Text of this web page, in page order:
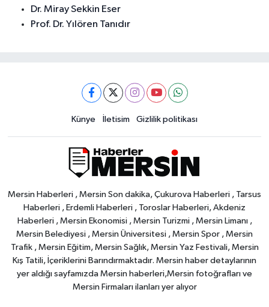
Dr. Miray Sekkin Eser
Prof. Dr. Yılören Tanıdır
Künye İletisim Gizlilik politikası
Mersin Haberleri , Mersin Son dakika, Çukurova Haberleri , Tarsus
Haberleri , Erdemli Haberleri , Toroslar Haberleri, Akdeniz
Haberleri , Mersin Ekonomisi , Mersin Turizmi , Mersin Limanı ,
Mersin Belediyesi , Mersin Üniversitesi , Mersin Spor , Mersin
Trafik , Mersin Eğitim, Mersin Sağlık, Mersin Yaz Festivali, Mersin
Kış Tatili, İçeriklerini Barındırmaktadır. Mersin haber detaylarının
yer aldığı sayfamızda Mersin haberleri,Mersin fotoğrafları ve
Mersin Firmaları ilanları yer alıyor